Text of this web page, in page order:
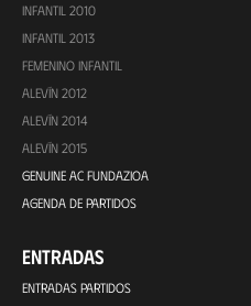
INFANTIL 2010
INFANTIL 2013
FEMENINO INFANTIL
ALEVÍN 2012
ALEVÍN 2014
ALEVÍN 2015
GENUINE AC FUNDAZIOA
AGENDA DE PARTIDOS
ENTRADAS
ENTRADAS PARTIDOS